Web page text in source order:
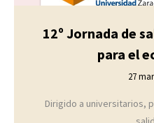
12º Jornada de
para el
27
Dirigido a universitarios,